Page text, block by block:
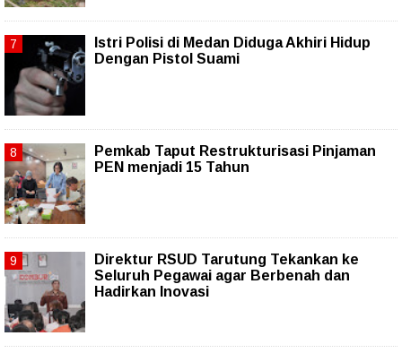
Istri Polisi di Medan Diduga Akhiri Hidup
Dengan Pistol Suami
Pemkab Taput Restrukturisasi Pinjaman
PEN menjadi 15 Tahun‎
Direktur RSUD Tarutung Tekankan ke
Seluruh Pegawai agar Berbenah dan
Hadirkan Inovasi